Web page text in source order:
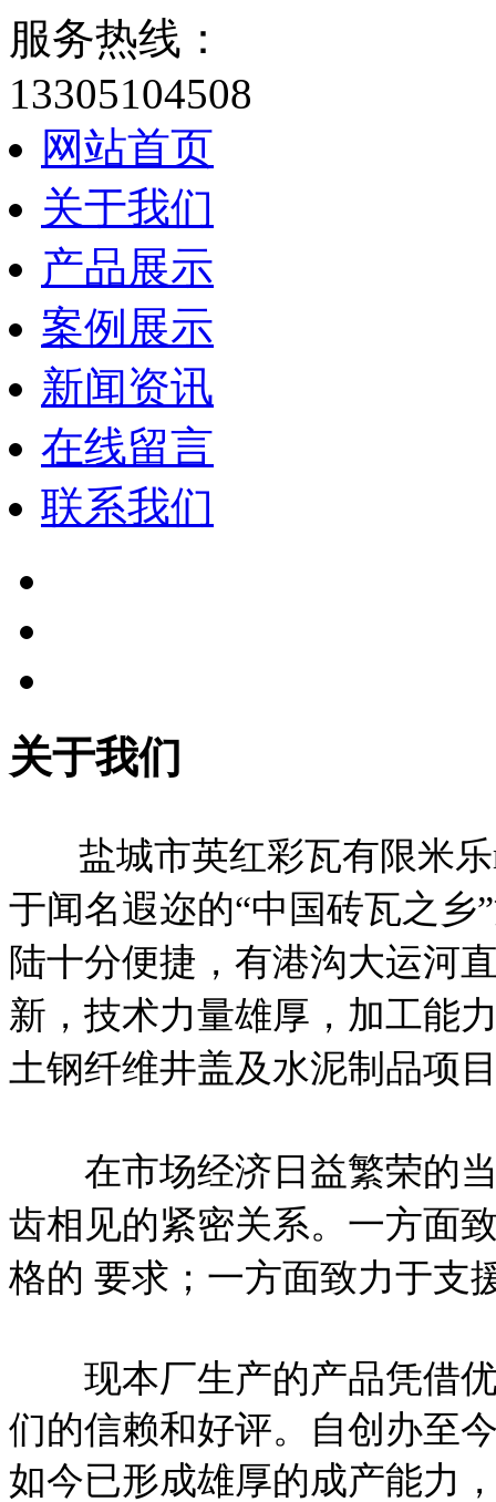
服务热线：
13305104508
网站首页
关于我们
产品展示
案例展示
新闻资讯
在线留言
联系我们
关于我们
盐城市英红彩瓦有限米乐
于闻名遐迩的“中国砖瓦之
陆十分便捷，有港沟大运河
新，技术力量雄厚，加工能
土钢纤维井盖及水泥制品项
在市场经济日益繁荣的当
齿相见的紧密关系。一方面
格的 要求；一方面致力于支
现本厂生产的产品凭借优
们的信赖和好评。自创办至
如今已形成雄厚的成产能力